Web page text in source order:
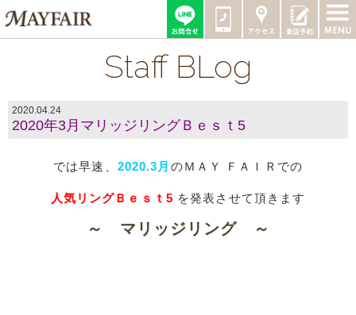
Staff BLog
2020.04.24
2020年3月マリッジリングＢｅｓｔ5
では早速、 2020.3月 のＭＡＹ ＦＡＩＲでの
人気リングＢｅｓｔ5 を発表させて頂きます​
～ マリッジリング ～